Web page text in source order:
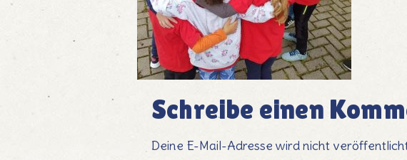
Schreibe einen
Deine E-Mail-Adresse wird nicht